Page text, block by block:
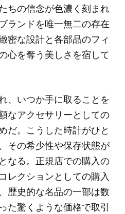
ちの信念が色濃く刻まれ
ランドを唯一無二の存在
密な設計と各部品のフィ
心を奪う美しさを宿して
、いつか手に取ることを
なアクセサリーとしての
だ。こうした時計がひと
その希少性や保存状態が
なる。正規店での購入の
レクションとしての購入
歴史的な名品の一部は数
た驚くような価格で取引